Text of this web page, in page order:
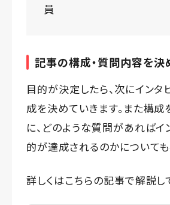
員
記事の構成・質問内容を決
目的が決定したら、次にイン
成を決めていきます。また構
に、どのような質問があればイ
的が達成されるのかについても
詳しくはこちらの記事で解説し